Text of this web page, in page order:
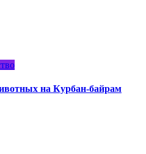
на Курбан-байрам